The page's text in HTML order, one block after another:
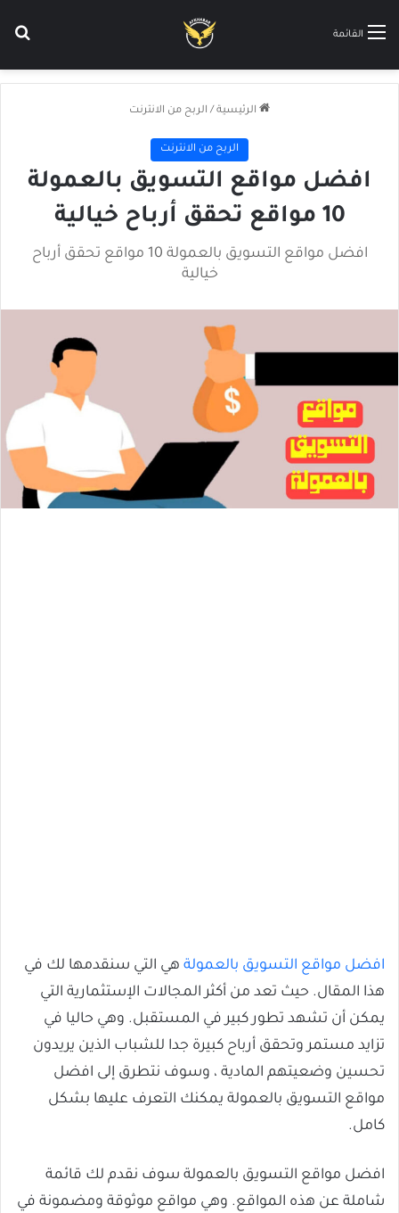
القائمة
الرئيسية / الربح من الانترنت
الربح من الانترنت
افضل مواقع التسويق بالعمولة
10 مواقع تحقق أرباح خيالية
افضل مواقع التسويق بالعمولة 10 مواقع تحقق أرباح
خيالية
افضل مواقع التسويق بالعمولة هي التي سنقدمها لك في
هذا المقال. حيث تعد من أكثر المجالات الإستثمارية التي
يمكن أن تشهد تطور كبير في المستقبل. وهي حاليا في
تزايد مستمر وتحقق أرباح كبيرة جدا للشباب الذين يريدون
تحسين وضعيتهم المادية ، وسوف نتطرق إلى افضل
مواقع التسويق بالعمولة يمكنك التعرف عليها بشكل
كامل.
افضل مواقع التسويق بالعمولة سوف نقدم لك قائمة
شاملة عن هذه المواقع. وهي مواقع موثوقة ومضمونة في